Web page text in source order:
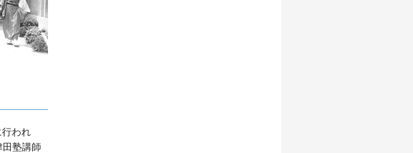
われ
塾講師